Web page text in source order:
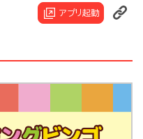
アプリ起動